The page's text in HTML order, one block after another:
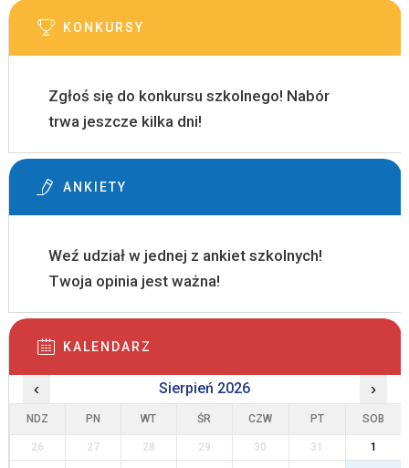
KONKURSY
Zgłoś się do konkursu szkolnego! Nabór
trwa jeszcze kilka dni!
ANKIETY
Weź udział w jednej z ankiet szkolnych!
Twoja opinia jest ważna!
KALENDARZ
‹ Sierpień 2026 ›
NDZ PN WT ŚR CZW PT SOB
26 27 28 29 30 31
1